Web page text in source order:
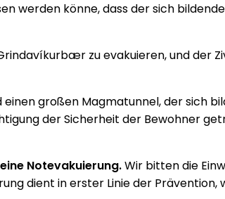
werden könne, dass der sich
zu evakuieren, und der
großen Magmatunnel, der sich
der Sicherheit der Bewohner
Notevakuierung.Wir bitten die
dient in erster Linie der Prävention,